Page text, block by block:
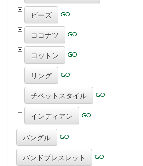
ビーズ
ココナツ
コットン
リング
チベットスタイル
インディアン
バングル
バンドブレスレット